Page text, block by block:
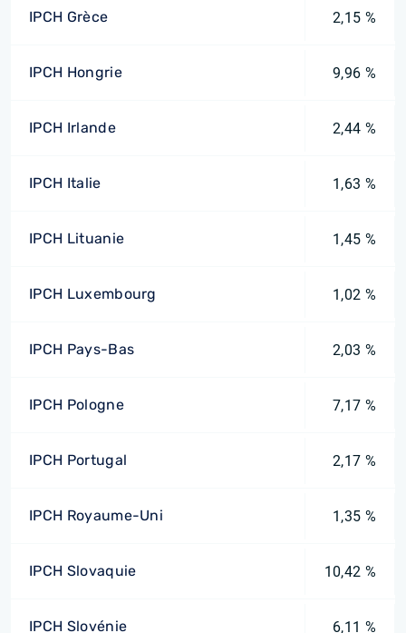
IPCH Grèce 2,15 %
IPCH Hongrie 9,96 %
IPCH Irlande 2,44 %
IPCH Italie 1,63 %
IPCH Lituanie 1,45 %
IPCH Luxembourg 1,02 %
IPCH Pays-Bas 2,03 %
IPCH Pologne 7,17 %
IPCH Portugal 2,17 %
IPCH Royaume-Uni 1,35 %
IPCH Slovaquie 10,42 %
IPCH Slovénie 6,11 %